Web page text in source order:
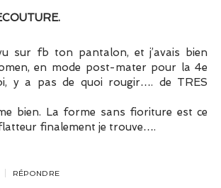
sur fb ton pantalon, et j’avais bien
en mode post-mater pour la 4e
y a pas de quoi rougir…. de TRES
bien. La forme sans fioriture est ce
flatteur finalement je trouve….
RÉPONDRE